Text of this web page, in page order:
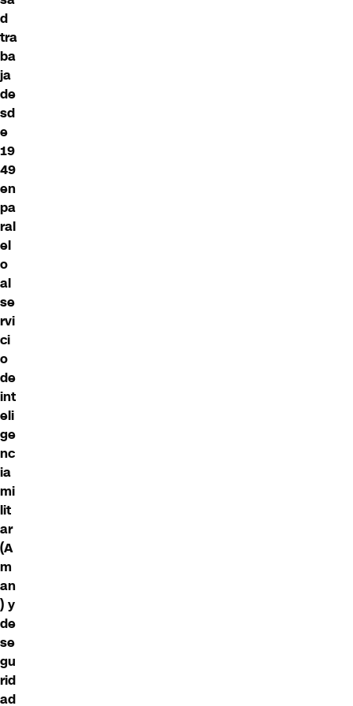
d
tra
ba
ja
de
sd
e
19
49
en
pa
ral
el
o
al
se
rvi
ci
o
de
int
eli
ge
nc
ia
mi
lit
ar
(A
m
an
) y
de
se
gu
rid
ad